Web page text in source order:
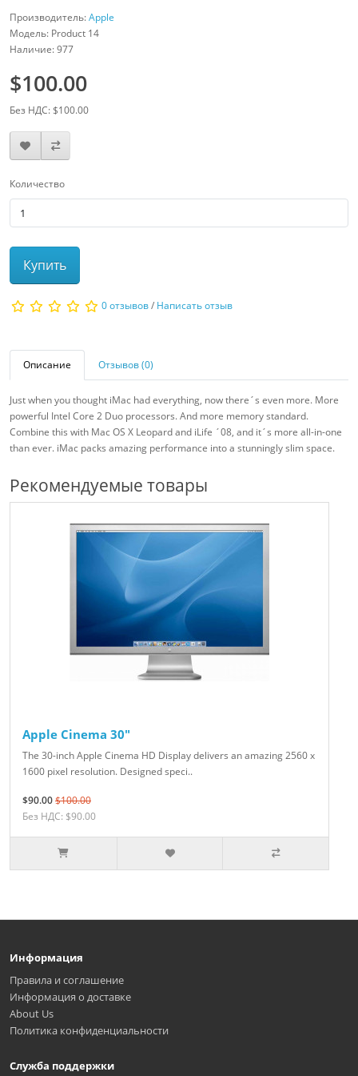
Производитель:Apple
Модель: Product 14
Наличие: 977
$100.00
Без НДС: $100.00
Количество
Купить
0 отзывов/ Написать отзыв
Описание Отзывов (0)
Just when you thought iMac had everything, now there´s even more. More
powerful Intel Core 2 Duo processors. And more memory standard.
Combine this with Mac OS X Leopard and iLife ´08, and it´s more all-in-one
than ever. iMac packs amazing performance into a stunningly slim space.
Рекомендуемые товары
Apple Cinema 30"
The 30-inch Apple Cinema HD Display delivers an amazing 2560 x
1600 pixel resolution. Designed speci..
$90.00$100.00
Без НДС: $90.00
Информация
Правила и соглашение
Информация о доставке
About Us
Политика конфиденциальности
Служба поддержки